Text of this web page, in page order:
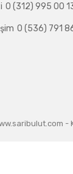
0 (312) 995 00
0 (536) 791
-